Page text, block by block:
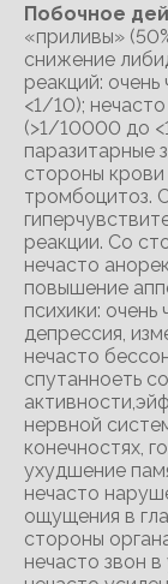
Побочное
«приливы»
снижение
реакций:
<1/10);
(>1/10000 до
паразитарные
стороны
тромбоцитоз.
реакции. Со
нечасто
повышение
психики:
депрессия,
нечасто
спутанноеть
нервной
конечностях,
ухудшение
нечасто
ощущения в
стороны
нечасто звон